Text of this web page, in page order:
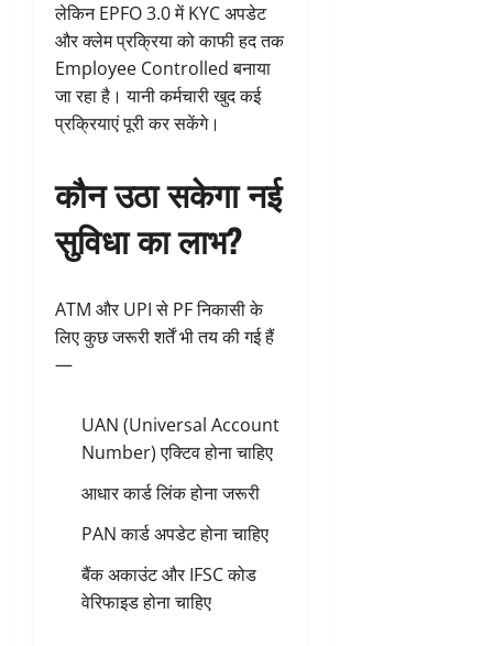
लेकिन EPFO 3.0 में KYC अपडेट
और क्लेम प्रक्रिया को काफी हद तक
Employee Controlled बनाया
जा रहा है। यानी कर्मचारी खुद कई
प्रक्रियाएं पूरी कर सकेंगे।
कौन उठा सकेगा नई
सुविधा का लाभ?
ATM और UPI से PF निकासी के
लिए कुछ जरूरी शर्तें भी तय की गई हैं
—
UAN (Universal Account
Number) एक्टिव होना चाहिए
आधार कार्ड लिंक होना जरूरी
PAN कार्ड अपडेट होना चाहिए
बैंक अकाउंट और IFSC कोड
वेरिफाइड होना चाहिए